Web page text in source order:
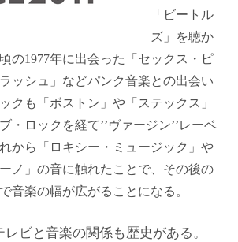
「ビートル
ズ」を聴か
の1977年に出会った「セックス・ピ
ッシュ」などパンク音楽との出会い
クも「ボストン」や「ステックス」
・ロックを経て’’ヴァージン’’レーベ
から「ロキシー・ミュージック」や
ノ」の音に触れたことで、その後の
音楽の幅が広がることになる。
ビと音楽の関係も歴史がある。